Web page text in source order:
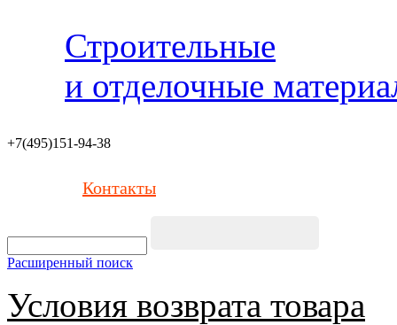
Строительные
и отделочные
+7(495)151-94-38
Контакты
Расширенный поиск
Условия возврата товара